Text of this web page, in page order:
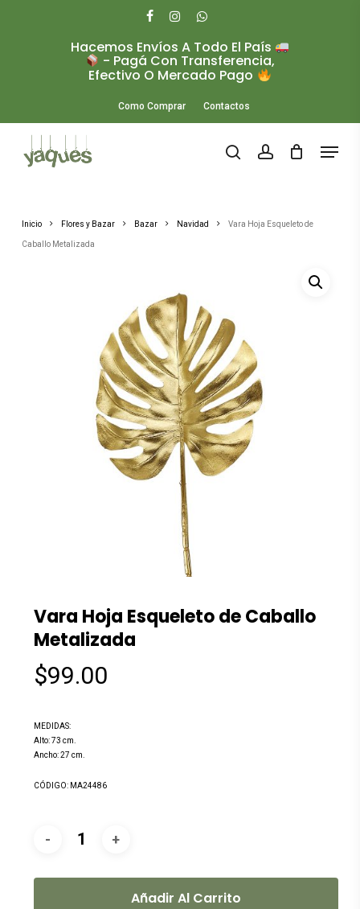
Hacemos Envíos A Todo El País
- Pagá Con Transferencia,
Efectivo O Mercado Pago
Como Comprar Contactos
search account
Menu
Inicio Flores y Bazar Bazar Navidad Vara Hoja Esqueleto de
Caballo Metalizada
Vara Hoja Esqueleto de Caballo
Metalizada
$99.00
MEDIDAS:
Alto: 73 cm.
Ancho: 27 cm.
CÓDIGO: MA24486
Añadir Al Carrito